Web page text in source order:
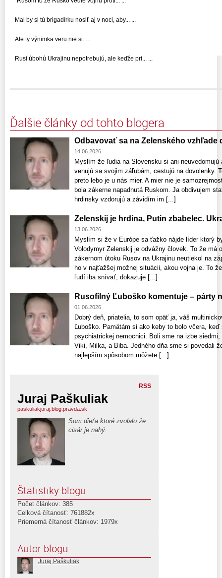
Mal by si tú brigadírku nosiť aj v noci, aby... ...
Ale ty výnimka veru nie si. ...
Rusi úbohú Ukrajinu nepotrebujú, ale keďže pri... ...
Ďalšie články od tohto blogera
Odbavovať sa na Zelenského vzhľade
14.06.2026
Myslím že ľudia na Slovensku si ani neuvedomujú
venujú sa svojim záľubám, cestujú na dovolenky.
preto lebo je u nás mier. A mier nie je
bola zákerne napadnutá Ruskom. Ja obdivujem
hrdinsky vzdorujú a závidím im [...]
Zelenskij je hrdina, Putin zbabelec.
13.06.2026
Myslím si že v Európe sa ťažko nájde líder ktorý
Volodymyr Zelenskij je odvážny človek. To že má
zákernom útoku Rusov na Ukrajinu neutiekol na
ho v najťažšej možnej situácii, akou vojna je. To
ľudí iba snívať, dokazuje [...]
Rusofilný Ľuboško komentuje – párty
01.06.2026
Dobrý deň, priatelia, to som opäť ja, váš
Ľuboško. Pamätám si ako keby to bolo včera,
psychiatrickej nemocnici. Boli sme na izbe
Viki, Milka, a Biba. Jedného dňa sme si povedali
najlepším spôsobom môžete [...]
RSS
Juraj Paškuliak
paskuliakjuraj.blog.pravda.sk
Som dieťa ktoré zvolalo že
cisár je nahý.
Štatistiky blogu
Počet článkov: 385
Celková čítanosť: 761882x
Priemerná čítanosť článkov: 1979x
Autor blogu
Juraj Paškuliak